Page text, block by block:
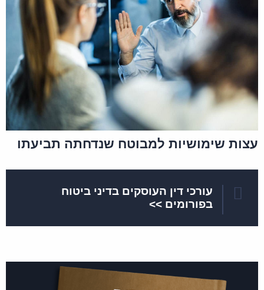
עצות שימושיות למבוטח שנדחתה תביעתו
עורכי דין העוסקים בדיני ביטוח
בפורומים >>